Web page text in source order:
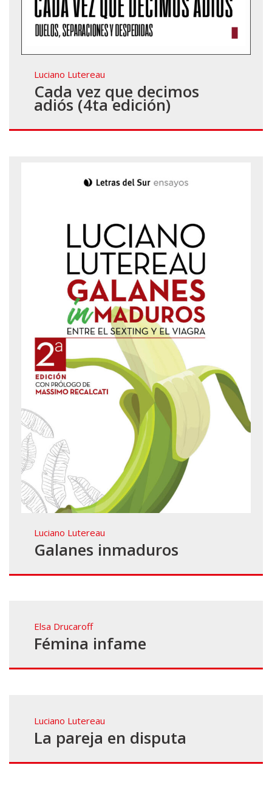
Luciano Lutereau
Cada vez que decimos
adiós (4ta edición)
Luciano Lutereau
Galanes inmaduros
Elsa Drucaroff
Fémina infame
Luciano Lutereau
La pareja en disputa